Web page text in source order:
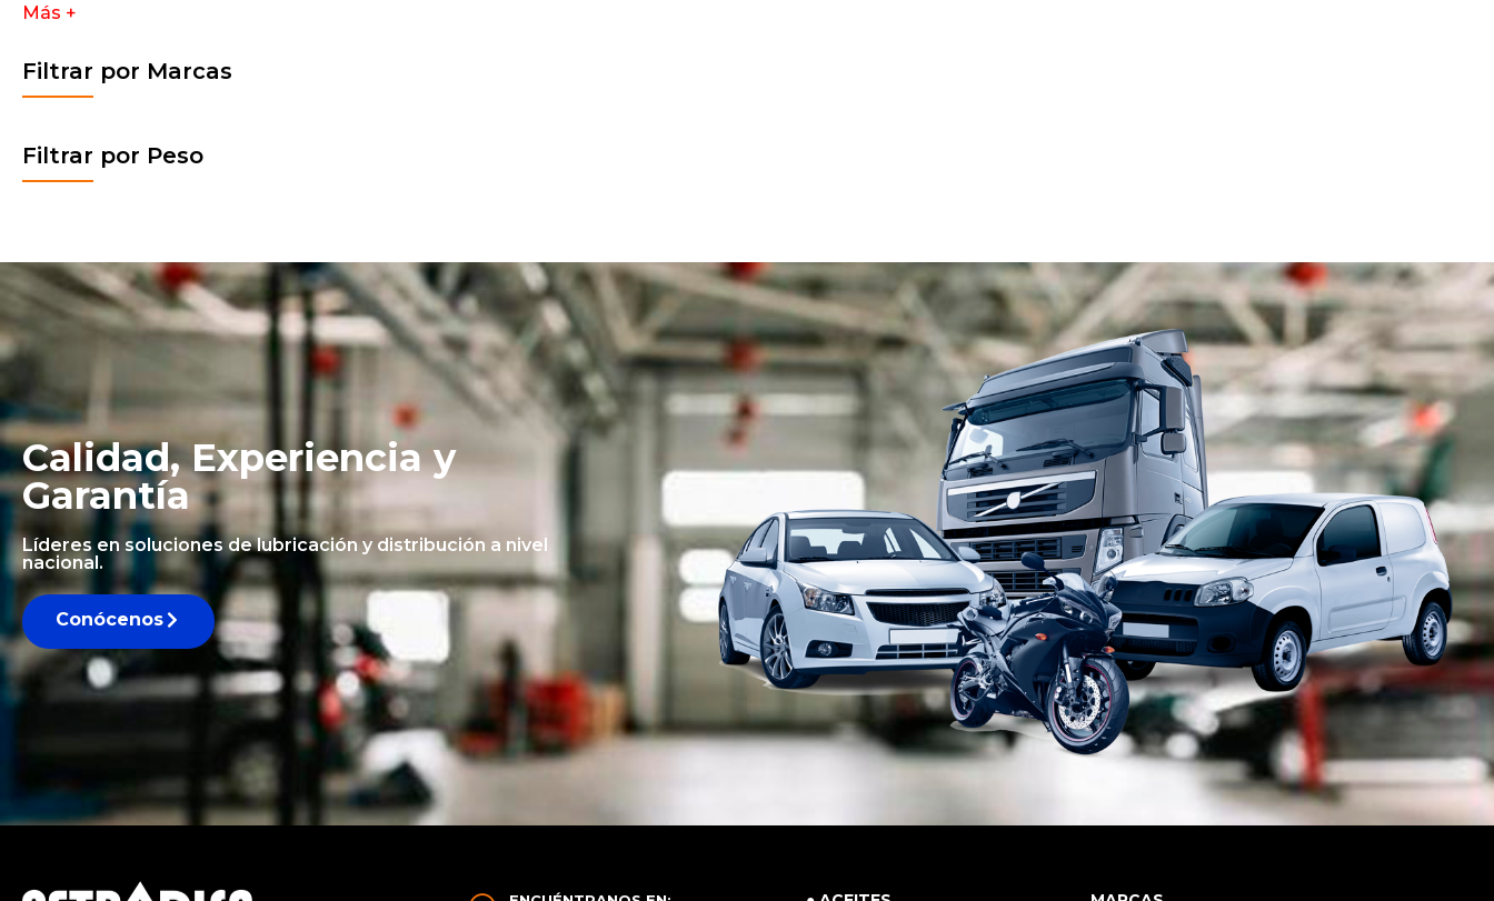
Más +
Filtrar por Marcas
Filtrar por Peso
Calidad, Experiencia y
Garantía
Líderes en soluciones de lubricación y distribución a nivel
nacional.
Conócenos